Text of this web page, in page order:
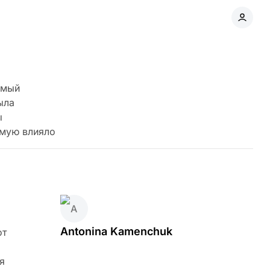
влияло
Antonina Kamenchuk